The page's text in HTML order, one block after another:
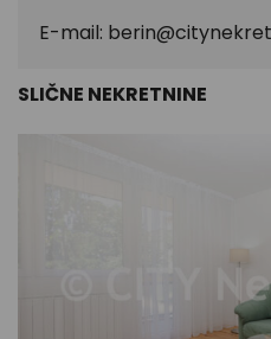
E-mail:
SLIČNE NEKRETNINE